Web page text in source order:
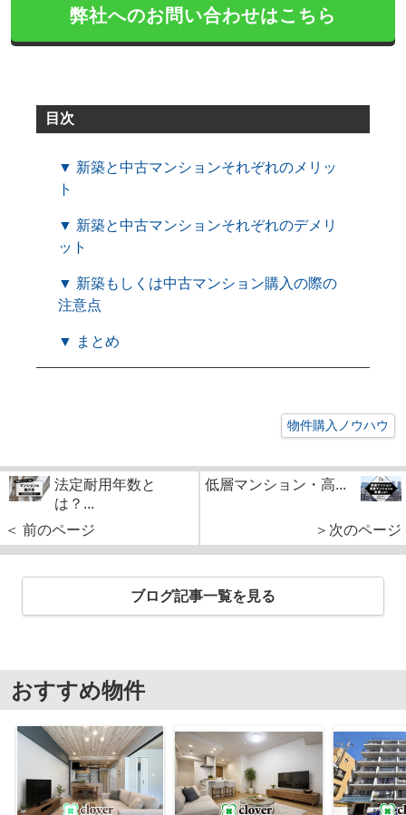
弊社へのお問い合わせはこちら
目次
▼ 新築と中古マンションそれぞれのメリッ
ト
▼ 新築と中古マンションそれぞれのデメリ
ット
▼ 新築もしくは中古マンション購入の際の
注意点
▼ まとめ
物件購入ノウハウ
法定耐用年数と
は？...
＜ 前のページ
低層マンション・高...
＞次のページ
ブログ記事一覧を見る
おすすめ物件